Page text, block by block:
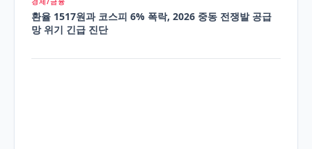
환율 1517원과 코스피 6% 폭락, 2026 중동 전쟁발 공급
망 위기 긴급 진단